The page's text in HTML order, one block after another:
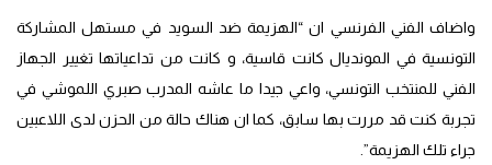
واضاف الفني الفرنسي ان “الهزيمة ضد السويد في مستهل المشاركة
التونسية في المونديال كانت قاسية، و كانت من تداعياتها تغيير الجهاز
الفني للمنتخب التونسي، واعي جيدا ما عاشه المدرب صبري اللموشي في
تجربة كنت قد مررت بها سابق، كما ان هناك حالة من الحزن لدى اللاعبين
جراء تلك الهزيمة”.